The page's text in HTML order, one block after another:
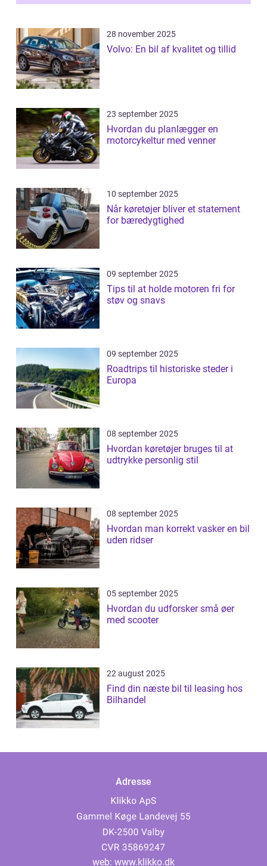
28 november 2025
Volvo: En bil af kvalitet og tillid
23 september 2025
Hvordan du planlægger en
motorcykeltur med venner
10 september 2025
Når køretøjer bliver et statement
for bæredygtighed
09 september 2025
Tips til at holde motoren fri for
støv og snavs
09 september 2025
Roadtrips til historiske steder i
Europa
08 september 2025
Hvordan køretøjer bruges til at
udtrykke personlig stil
08 september 2025
Hvordan man korrekt vasker en bil
uden ridser
05 september 2025
Hvordan du udforsker små øer
med scooter
22 august 2025
Find din næste bil til leasing hos
Bilhandel
Adresse
web: www.klikko.dk